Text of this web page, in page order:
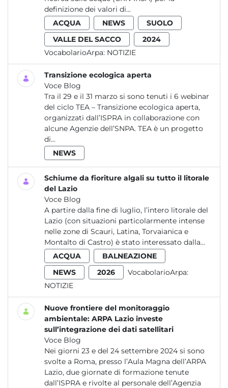
definizione dei valori di...
ACQUA
NEWS
SUOLO
VALLE DEL SACCO
2024
VocabolarioArpa: NOTIZIE
Transizione ecologica aperta
Voce Blog
Tra il 29 e il 31 marzo si sono tenuti i 6 webinar
del ciclo TEA – Transizione ecologica aperta,
organizzati dall’ISPRA in collaborazione con
alcune Agenzie dell’SNPA. TEA è un progetto
di...
NEWS
Schiume da fioriture algali su tutto il litorale
del Lazio
Voce Blog
A partire dalla fine di luglio, l’intero litorale del
Lazio (con situazioni particolarmente intense
nelle zone di Scauri, Latina, Torvaianica e
Montalto di Castro) è stato interessato dalla...
ACQUA
BALNEAZIONE
NEWS
2026
VocabolarioArpa:
NOTIZIE
Nuove frontiere del monitoraggio
ambientale: ARPA Lazio investe
sull’integrazione dei dati satellitari
Voce Blog
Nei giorni 23 e del 24 settembre 2024 si sono
svolte a Roma, presso l’Aula Magna dell’ARPA
Lazio, due giornate di formazione tenute
dall’ISPRA e rivolte al personale dell’Agenzia